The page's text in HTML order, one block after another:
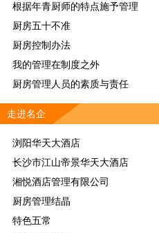
根据年青厨师的特点施予管理
厨房五十不准
厨房控制办法
我的管理在制度之外
厨房管理人员的素质与责任
走进名企
浏阳华天大酒店
长沙市江山帝景华天大酒店
湘悦酒店管理有限公司
厨房管理结晶
特色五常